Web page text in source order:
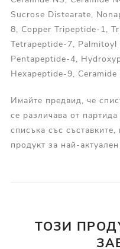
Sucrose Distearate,
8, Copper Tripeptide-1,
Tetrapeptide-7,
Pentapeptide-4,
Hexapeptide-9, Ceramide
Имайте предвид, че
се различава от
списъка със
продукт за най-
ТОЗИ